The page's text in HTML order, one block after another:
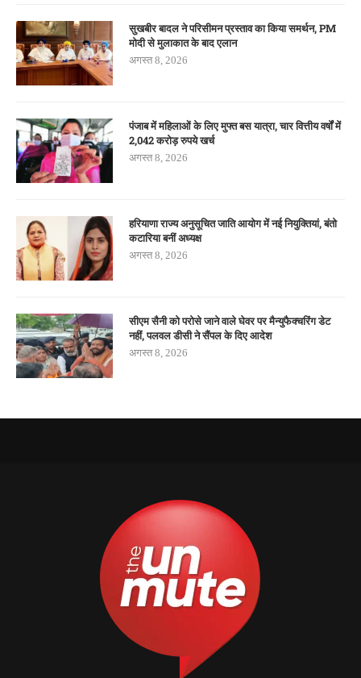
सुखबीर बादल ने परिसीमन प्रस्ताव का किया समर्थन, PM
मोदी से मुलाकात के बाद एलान
अगस्त 8, 2026
पंजाब में महिलाओं के लिए मुफ्त बस यात्रा, चार वित्तीय वर्षों में
2,042 करोड़ रुपये खर्च
अगस्त 8, 2026
हरियाणा राज्य अनुसूचित जाति आयोग में नई नियुक्तियां, बंतो
कटारिया बनीं अध्यक्ष
अगस्त 8, 2026
सीएम सैनी को परोसे जाने वाले घेवर पर मैन्युफैक्चरिंग डेट
नहीं, पलवल डीसी ने सैंपल के दिए आदेश
अगस्त 8, 2026